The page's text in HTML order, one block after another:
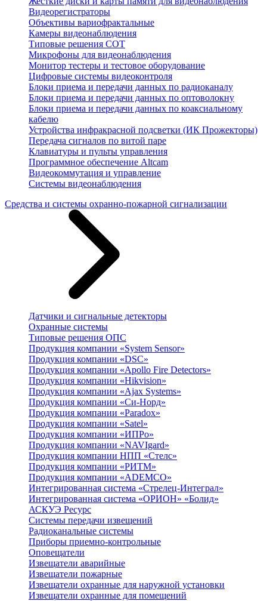
Видеорегистраторы
Объективы вариофрактальные
Камеры видеонаблюдения
Типовые решения СОТ
Микрофоны для видеонаблюдения
Монитор тестеры и тестовое оборудование
Цифровые системы видеоконтроля
Блоки приема и передачи данных по радиоканалу
Блоки приема и передачи данных по оптоволокну
Блоки приема и передачи данных по коаксиальному
кабелю
Устройства инфракрасной подсветки (ИК Прожекторы)
Передача сигналов по витой паре
Клавиатуры и пульты управления
Программное обеспечение Altcam
Видеокоммутация и управление
Системы видеонаблюдения
Средства и системы охранно-пожарной сигнализации
Датчики и сигнальные детекторы
Охранные системы
Типовые решения ОПС
Продукция компании «System Sensor»
Продукция компании «DSC»
Продукция компании «Apollo Fire Detectors»
Продукция компании «Hikvision»
Продукция компании «Ajax Systems»
Продукция компании «Си-Норд»
Продукция компании «Paradox»
Продукция компании «Satel»
Продукция компании «ИПРо»
Продукция компании «NAVIgard»
Продукция компании НПП «Стелс»
Продукция компании «РИТМ»
Продукция компании «ADEMCO»
Интегрированная система «Стрелец-Интеграл»
Интегрированная система «ОРИОН» «Болид»
АСКУЭ Ресурс
Системы передачи извещений
Радиоканальные системы
Приборы приемно-контрольные
Оповещатели
Извещатели аварийные
Извещатели пожарные
Извещатели охранные для наружной установки
Извещатели охранные для помещений